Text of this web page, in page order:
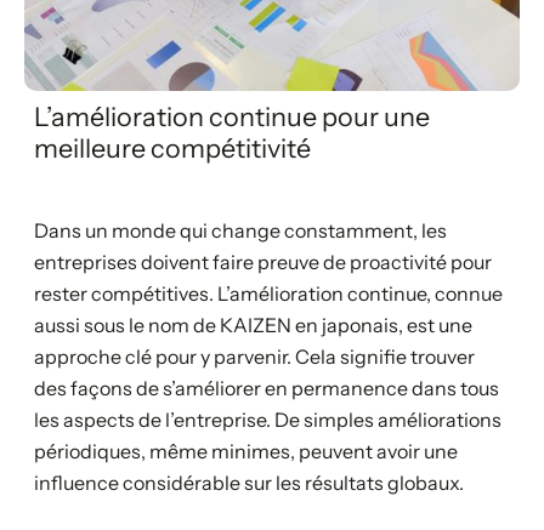
L’amélioration continue pour une
meilleure compétitivité
Dans un monde qui change constamment, les
entreprises doivent faire preuve de proactivité pour
rester compétitives. L’amélioration continue, connue
aussi sous le nom de KAIZEN en japonais, est une
approche clé pour y parvenir. Cela signifie trouver
des façons de s’améliorer en permanence dans tous
les aspects de l’entreprise. De simples améliorations
périodiques, même minimes, peuvent avoir une
influence considérable sur les résultats globaux.